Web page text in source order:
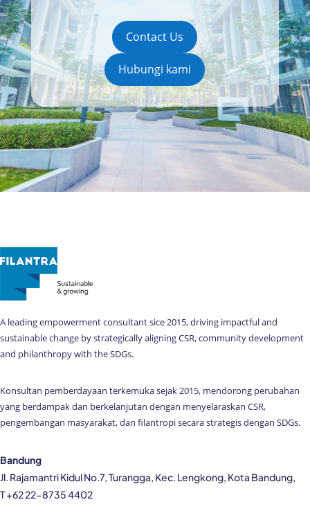
Contact Us
Hubungi kami
A leading empowerment consultant sice 2015, driving impactful and
sustainable change by strategically aligning CSR, community development
and philanthropy with the SDGs.
Konsultan pemberdayaan terkemuka sejak 2015, mendorong perubahan
yang berdampak dan berkelanjutan dengan menyelaraskan CSR,
pengembangan masyarakat, dan filantropi secara strategis dengan SDGs.
Bandung
Jl. Rajamantri Kidul No.7, Turangga, Kec. Lengkong, Kota Bandung,
T +62 22-8735 4402